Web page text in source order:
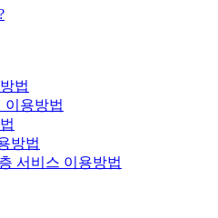
법
이용방법
방법
서비스 이용방법